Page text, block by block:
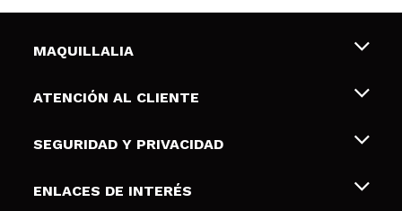
MAQUILLALIA
Sobre nosotros
Tarjetas de Regalo
ATENCIÓN AL CLIENTE
Envíos y devoluciones
Formas de pago
SEGURIDAD Y PRIVACIDAD
Terminos y condiciones de uso
ENLACES DE INTERÉS